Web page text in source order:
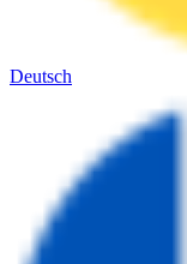
Deutsch